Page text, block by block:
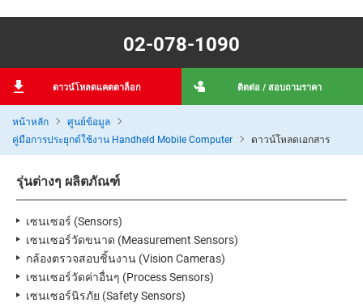
หน้าหลัก
ศูนย์ข้อมูล
คู่มือการประยุกต์ใช้งาน Handheld Mobile Computer
ดาวน์โหลดเอกสาร
02-078-1090
ดาวน์โหลดแคตตาล็อก ติดต่อ / สอบถามราคา
รุ่นต่างๆ ผลิตภัณฑ์
เซนเซอร์ (Sensors)
เซนเซอร์วัดขนาด (Measurement Sensors)
กล้องตรวจสอบชิ้นงาน (Vision Cameras)
เซนเซอร์วัดค่าอื่นๆ (Process Sensors)
เซนเซอร์นิรภัย (Safety Sensors)